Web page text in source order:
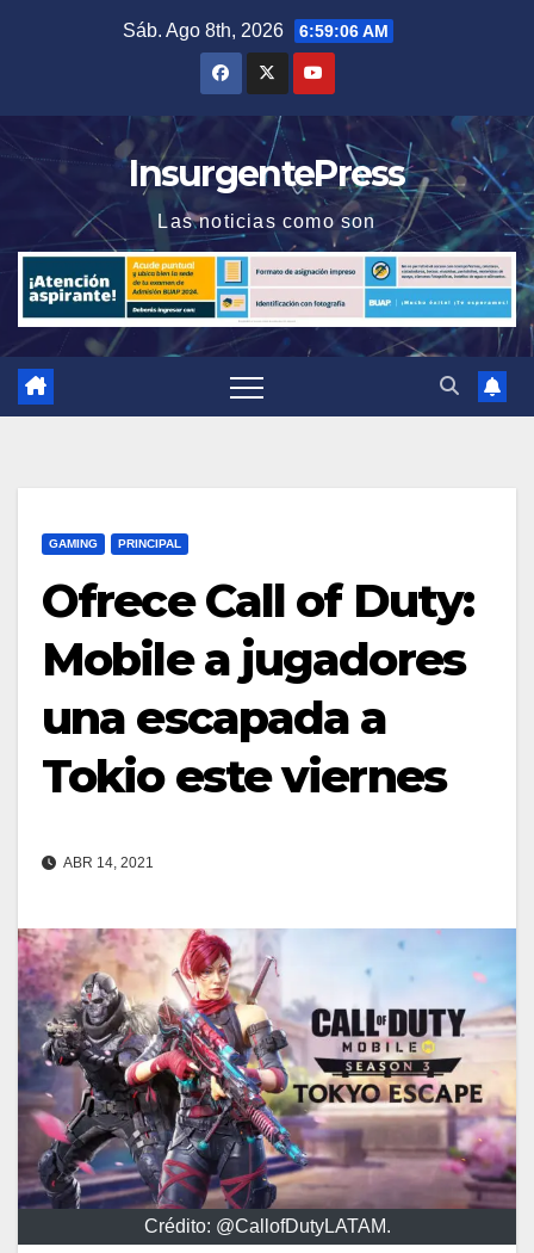
Sáb. Ago 8th, 2026 6:59:07 AM
InsurgentePress
Las noticias como son
GAMING PRINCIPAL
Ofrece Call of Duty:
Mobile a jugadores
una escapada a
Tokio este viernes
ABR 14, 2021
Crédito: @CallofDutyLATAM.